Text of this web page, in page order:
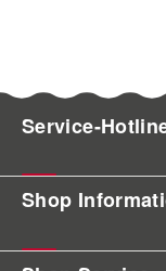
Service-
Shop